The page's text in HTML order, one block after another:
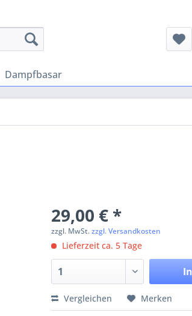
Dampfbasar
29,00 € *
zzgl. MwSt.zzgl. Versandkosten
Lieferzeit ca. 5 Tage
Vergleichen Merken